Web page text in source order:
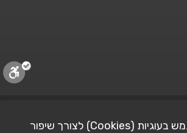
אתר זה משתמש בעוגיות (Cookies) לצורך שיפור